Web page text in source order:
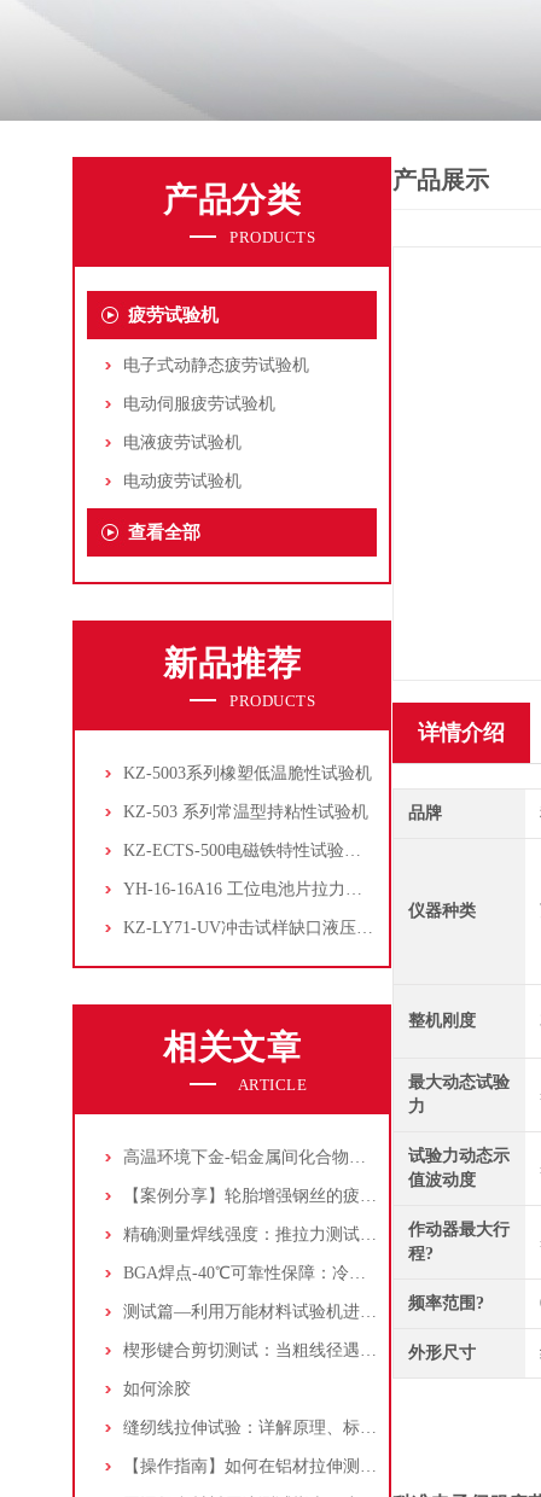
产品分类
PRODUCTS
疲劳试验机
电子式动静态疲劳试验机
电动伺服疲劳试验机
电液疲劳试验机
电动疲劳试验机
查看全部
新品推荐
PRODUCTS
KZ-5003系列橡塑低温脆性试验机
KZ-503 系列常温型持粘性试验机
KZ-ECTS-500电磁铁特性试验系统
YH-16-16A16 工位电池片拉力试验机
KZ-LY71-UV冲击试样缺口液压拉床
相关文章
ARTICLE
高温环境下金-铝金属间化合物的形成机制与键合强度退化分析
【案例分享】轮胎增强钢丝的疲劳和断裂测试方案！
精确测量焊线强度：推拉力测试机钩针的应用与选择
BGA焊点-40℃可靠性保障：冷热冲击实验与推拉力测试机的协同应用
测试篇—利用万能材料试验机进行球墨铸铁圆棒拉伸测试！
楔形键合剪切测试：当粗线径遇上高功率的精准评估
如何涂胶
缝纫线拉伸试验：详解原理、标准和步骤
【操作指南】如何在铝材拉伸测试中应用万能材料试验机？
产品展示
详情介绍
品牌
仪器种类
整机刚度
最大动态试验
力
试验力动态示
值波动度
作动器最大行
程?
频率范围?
外形尺寸